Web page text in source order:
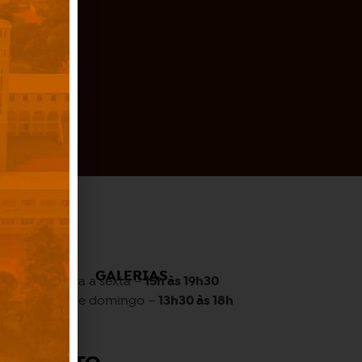
GALERIAS
Quarta a sexta –15h às 19h30
Sábado e domingo –13h30 às 18h